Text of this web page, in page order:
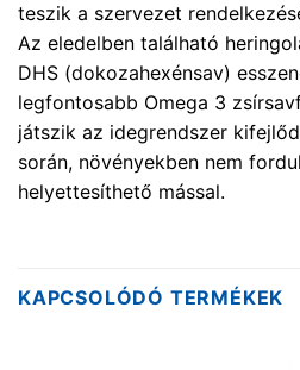
teszik a szervezet
Az eledelben található
DHS (dokozahexénsav)
legfontosabb Omega 3
játszik az idegrendszer
során, növényekben nem
helyettesíthető mással.
KAPCSOLÓDÓ TERMÉKEK